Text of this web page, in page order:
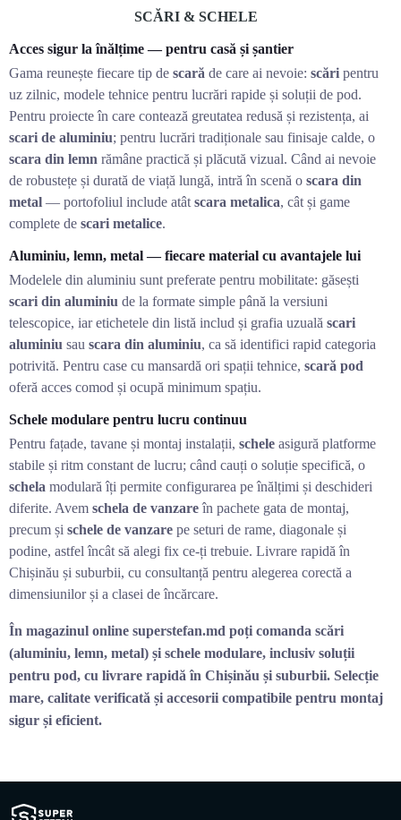
SCĂRI & SCHELE
Acces sigur la înălțime — pentru casă și șantier
Gama reunește fiecare tip de scară de care ai nevoie: scări pentru
uz zilnic, modele tehnice pentru lucrări rapide și soluții de pod.
Pentru proiecte în care contează greutatea redusă și rezistența, ai
scari de aluminiu; pentru lucrări tradiționale sau finisaje calde, o
scara din lemn rămâne practică și plăcută vizual. Când ai nevoie
de robustețe și durată de viață lungă, intră în scenă o scara din
metal — portofoliul include atât scara metalica, cât și game
complete de scari metalice.
Aluminiu, lemn, metal — fiecare material cu avantajele lui
Modelele din aluminiu sunt preferate pentru mobilitate: găsești
scari din aluminiu de la formate simple până la versiuni
telescopice, iar etichetele din listă includ și grafia uzuală scari
aluminiu sau scara din aluminiu, ca să identifici rapid categoria
potrivită. Pentru case cu mansardă ori spații tehnice, scară pod
oferă acces comod și ocupă minimum spațiu.
Schele modulare pentru lucru continuu
Pentru fațade, tavane și montaj instalații, schele asigură platforme
stabile și ritm constant de lucru; când cauți o soluție specifică, o
schela modulară îți permite configurarea pe înălțimi și deschideri
diferite. Avem schela de vanzareîn pachete gata de montaj,
precum și schele de vanzare pe seturi de rame, diagonale și
podine, astfel încât să alegi fix ce-ți trebuie. Livrare rapidă în
Chișinău și suburbii, cu consultanță pentru alegerea corectă a
dimensiunilor și a clasei de încărcare.
În magazinul online superstefan.md poți comanda scări
(aluminiu, lemn, metal) și schele modulare, inclusiv soluții
pentru pod, cu livrare rapidă în Chișinău și suburbii. Selecție
mare, calitate verificată și accesorii compatibile pentru montaj
sigur și eficient.